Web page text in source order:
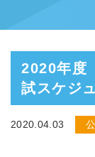
2020年度
試スケジ
2020.04.03